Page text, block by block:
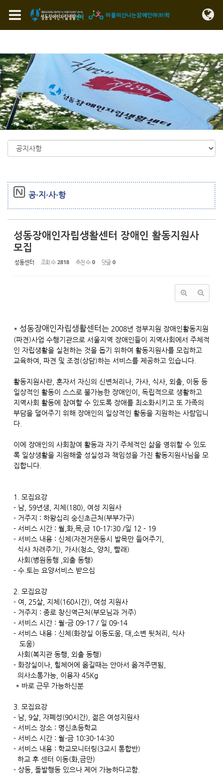
공·지·사·항
성동장애인자립생활센터 장애인 활동지원사
모집
성동센터 조회 수 2818 추천 수 0 댓글 0
* 성동장애인자립생활센터는 2008년 정부지원 장애인활동지원
(파견)사업 수행기관으로 서울지역 장애인들이 지역사회에서 주체적
인 자립생활을 실천하는 것을 돕기 위하여 활동지원사를 모집하고
교육하여, 파견 및 조정(상담)하는 서비스를 제공하고 있습니다.
활동지원사란, 혼자서 자신의 신변처리나, 가사, 식사, 외출, 이동 등
일상적인 활동이 스스로 불가능한 장애인이, 독립적으로 생활하고
지역사회 활동에 참여할 수 있도록 장애를 최소화시키고 또 가족의
부담을 덜어주기 위해 장애인의 일상적인 활동을 지원하는 사람입니
다.
이에 장애인의 사회참여 활동과 자기 주체적인 삶을 영위할 수 있도
록 일상생활을 지원해줄 성실성과 책임성을 가진 활동지원사님을 모
집합니다.
1. 모집요강
- 남, 59년생, 지체(180), 여성 지원사
- 거주지 : 하왕십리 숭신초근처(부부가구)
- 서비스 시간 : 월,화,목,금 10-17:30 /일 12 - 19
- 서비스 내용 : 신체(자전거운동시 발목만 들어주기,
식사 차려주기), 가사(청소, 양치, 빨래)
사회(병원동행 ,외출 동행)
- 수.토는 요양서비스 받으심
2. 모집요강
- 여, 25살, 지체(160시간), 여성 지원사
- 거주지 : 종로 창신역근처(부모님과 거주)
- 서비스 시간 : 월-금 09-17 / 일 09-14
- 서비스 내용 : 신체(화장실 이동도움, 대,소변 뒷처리, 식사
도움)
사회(복지관 동행, 외출 동행)
- 화장실이나, 힐체어에 옮길때는 안아서 옮겨주면됨,
의사소통가능, 이용자 45Kg
* 바로 근무 가능하신분
3. 모집요강
- 남, 9살, 자폐성(90시간), 젊은 여성지원사
- 서비스 장소 : 명신초등학교
- 서비스 시간 : 월-금 10:30-14:30
- 서비스 내용 : 학교모니터링(3교시 통합반)
하교 후 센터 이동(화,금만)
- 상동, 돌발행동 있으나 제어 가능하다고함.